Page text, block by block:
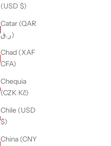
(USD $)
Catar (QAR
ر.ق)
Chad (XAF
CFA)
Chequia
(CZK Kč)
Chile (USD
$)
China (CNY